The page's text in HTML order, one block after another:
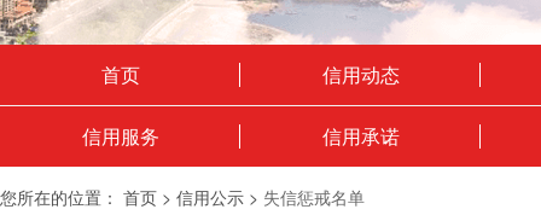
首页 信用动态
信用服务 信用承诺
您所在的位置： 首页 > 信用公示 > 失信惩戒名单